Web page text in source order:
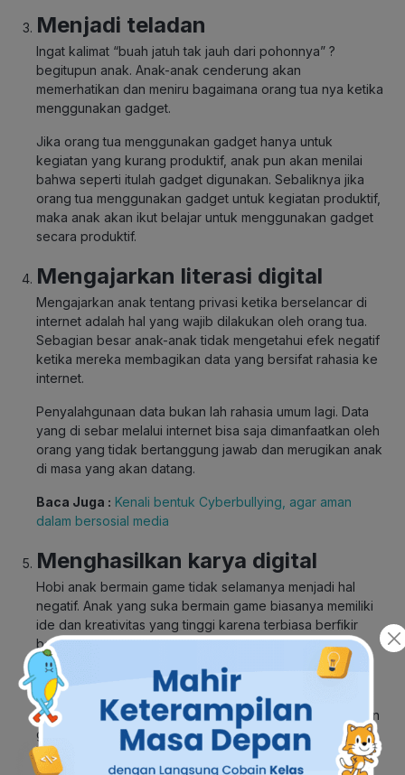
Menjadi teladan
Ingat kalimat “buah jatuh tak jauh dari pohonnya” ?
begitupun anak. Anak-anak cenderung akan
memerhatikan dan meniru bagaimana orang tua nya ketika
menggunakan gadget.
Jika orang tua menggunakan gadget hanya untuk
kegiatan yang kurang produktif, anak pun akan menilai
bahwa seperti itulah gadget digunakan. Sebaliknya jika
orang tua menggunakan gadget untuk kegiatan produktif,
maka anak akan ikut belajar untuk menggunakan gadget
secara produktif.
Mengajarkan literasi digital
Mengajarkan anak tentang privasi ketika berselancar di
internet adalah hal yang wajib dilakukan oleh orang tua.
Sebagian besar anak-anak tidak mengetahui efek negatif
ketika mereka membagikan data yang bersifat rahasia ke
internet.
Penyalahgunaan data bukan lah rahasia umum lagi. Data
yang di sebar melalui internet bisa saja dimanfaatkan oleh
orang yang tidak bertanggung jawab dan merugikan anak
di masa yang akan datang.
Baca Juga : Kenali bentuk Cyberbullying, agar aman
dalam bersosial media
Menghasilkan karya digital
Hobi anak bermain game tidak selamanya menjadi hal
negatif. Anak yang suka bermain game biasanya memiliki
ide dan kreativitas yang tinggi karena terbiasa berfikir
bagaimana cara menyelesaikan tantangan yang ada di
game.
Kalananti memiliki program yang cocok untuk anak yang
ingin mengeksplorasi kemampuan nya untuk menciptakan
game dengan menuangkan ide kreatif yang mereka miliki
menjadi suatu hal yang produktif. Program yang di
tawarkan telah diadaptasi untuk anak-anak agar mudah